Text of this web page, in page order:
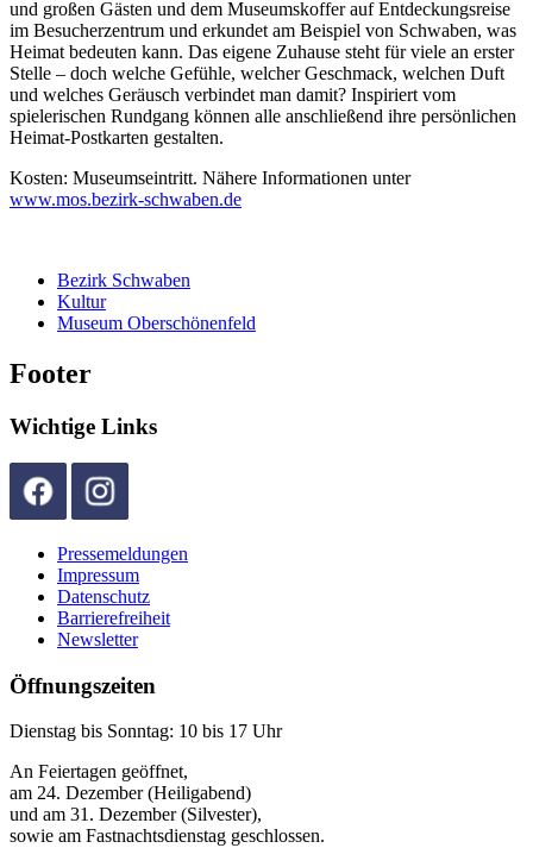
und großen Gästen und dem Museumskoffer auf Entdeckungsreise
im Besucherzentrum und erkundet am Beispiel von Schwaben, was
Heimat bedeuten kann. Das eigene Zuhause steht für viele an erster
Stelle – doch welche Gefühle, welcher Geschmack, welchen Duft
und welches Geräusch verbindet man damit? Inspiriert vom
spielerischen Rundgang können alle anschließend ihre persönlichen
Heimat-Postkarten gestalten.
Kosten: Museumseintritt. Nähere Informationen unter
www.mos.bezirk-schwaben.de
Bezirk Schwaben
Kultur
Museum Oberschönenfeld
Footer
Wichtige Links
Pressemeldungen
Impressum
Datenschutz
Barrierefreiheit
Newsletter
Öffnungszeiten
Dienstag bis Sonntag: 10 bis 17 Uhr
An Feiertagen geöffnet,
am 24. Dezember (Heiligabend)
und am 31. Dezember (Silvester),
sowie am Fastnachtsdienstag geschlossen.